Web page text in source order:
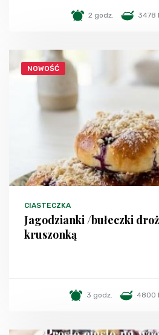
2 godz. 3478
NOWOŚĆ
CIASTECZKA
Jagodzianki /bułeczki
kruszonką
3 godz. 4800